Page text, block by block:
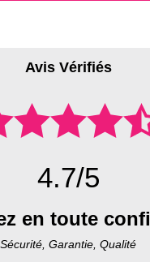
Avis Vérifiés
4.7/5
en toute
Sécurité, Garantie, Qualité